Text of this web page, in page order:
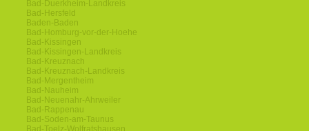
Bad-Duerkheim-Landkreis
Bad-Hersfeld
Baden-Baden
Bad-Homburg-vor-der-Hoehe
Bad-Kissingen
Bad-Kissingen-Landkreis
Bad-Kreuznach
Bad-Kreuznach-Landkreis
Bad-Mergentheim
Bad-Nauheim
Bad-Neuenahr-Ahrweiler
Bad-Rappenau
Bad-Soden-am-Taunus
Bad-Toelz-Wolfratshausen